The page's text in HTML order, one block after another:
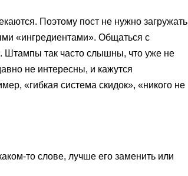
Поэтому пост не нужно загружать
«ингредиентами». Общаться с
Штампы так часто слышны, что уже не
не интересны, и кажутся
«гибкая система скидок», «никого не
то слове, лучше его заменить или